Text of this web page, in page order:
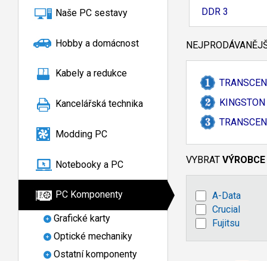
Naše PC sestavy
Hobby a domácnost
Kabely a redukce
Kancelářská technika
Modding PC
Notebooky a PC
PC Komponenty
Grafické karty
Optické mechaniky
Ostatní komponenty
DDR 3
VYBRAT VÝROBCE
A-Data
Crucial
Fujitsu